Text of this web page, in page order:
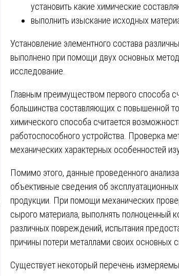
установить какие химические
выполнить изыскание исходных
Установление элементного состава
выполнено при помощи двух основных
исследование.
Главным преимуществом первого способа
большинства составляющих с повышенной
химического способа считается
работоспособного устройства. Проверка
механических характерных особенностей
Помимо этого, данные проведенного
объективные сведения об
продукции. При помощи механических
сырого материала, выполнять полноценный
различных повреждений, испытания
причины потери металлами своих основных
Существует некоторый перечень